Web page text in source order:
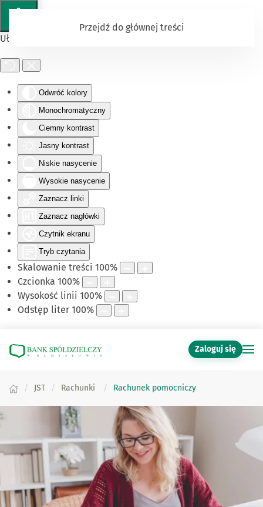
Ułatwienia dostępu
Odwróć kolory
Monochromatyczny
Ciemny kontrast
Jasny kontrast
Niskie nasycenie
Wysokie nasycenie
Zaznacz linki
Zaznacz nagłówki
Czytnik ekranu
Tryb czytania
Skalowanie treści 100%
Czcionka 100%
Wysokość linii 100%
Odstęp liter 100%
Przejdź do głównej treści
Zaloguj się
JST Rachunki Rachunek pomocniczy